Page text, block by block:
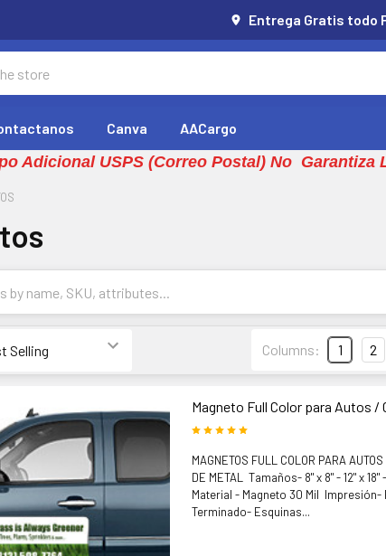
Entrega Gratis todo
Canva AACargo
Adicional USPS (Correo Postal) No Garantiza
Columns: 1 2
Magneto Full Color para Autos /
MAGNETOS FULL COLOR PARA
DE METAL Tamaños- 8" x 8" - 12" x
Material - Magneto 30 Mil Impresión-
Terminado- Esquinas...